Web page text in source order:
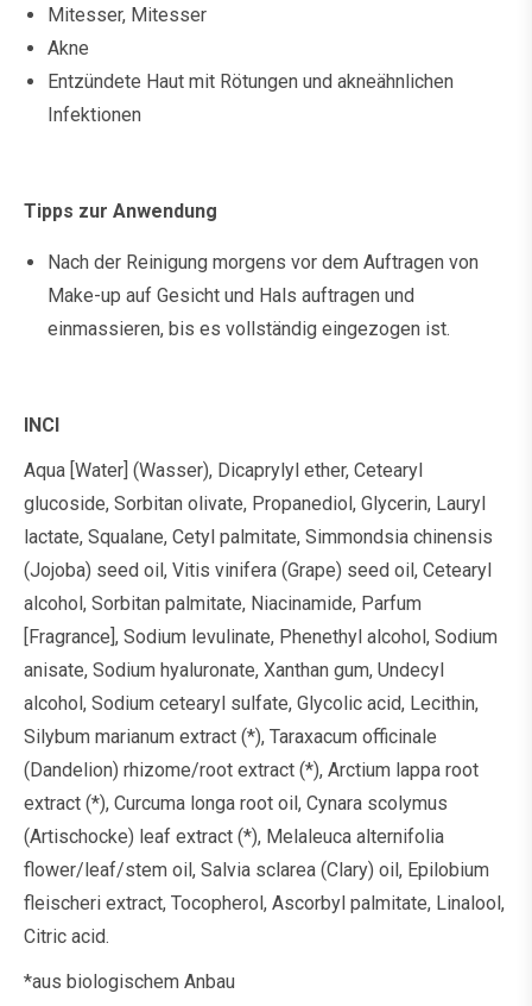
Mitesser, Mitesser
Akne
Entzündete Haut mit Rötungen und akneähnlichen
Infektionen
Tipps zur Anwendung
Nach der Reinigung morgens vor dem Auftragen von
Make-up auf Gesicht und Hals auftragen und
einmassieren, bis es vollständig eingezogen ist.
INCI
Aqua [Water] (Wasser), Dicaprylyl ether, Cetearyl
glucoside, Sorbitan olivate, Propanediol, Glycerin, Lauryl
lactate, Squalane, Cetyl palmitate, Simmondsia chinensis
(Jojoba) seed oil, Vitis vinifera (Grape) seed oil, Cetearyl
alcohol, Sorbitan palmitate, Niacinamide, Parfum
[Fragrance], Sodium levulinate, Phenethyl alcohol, Sodium
anisate, Sodium hyaluronate, Xanthan gum, Undecyl
alcohol, Sodium cetearyl sulfate, Glycolic acid, Lecithin,
Silybum marianum extract (*), Taraxacum officinale
(Dandelion) rhizome/root extract (*), Arctium lappa root
extract (*), Curcuma longa root oil, Cynara scolymus
(Artischocke) leaf extract (*), Melaleuca alternifolia
flower/leaf/stem oil, Salvia sclarea (Clary) oil, Epilobium
fleischeri extract, Tocopherol, Ascorbyl palmitate, Linalool,
Citric acid.
*aus biologischem Anbau